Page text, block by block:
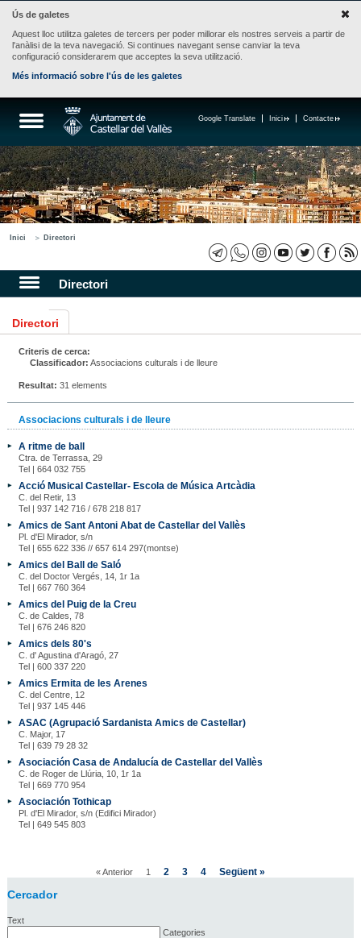
Ús de galetes
Aquest lloc utilitza galetes de tercers per poder millorar els nostres serveis a partir de
l'anàlisi de la teva navegació. Si continues navegant sense canviar la teva
configuració considerarem que acceptes la seva utilització.
Més informació sobre l'ús de les galetes
Contacte
Inici
Google Translate
Inici Directori
Directori
Directori
Criteris de cerca:
Classificador: Associacions culturals i de lleure
Resultat: 31 elements
Associacions culturals i de lleure
A ritme de ball
Ctra. de Terrassa, 29
Tel | 664 032 755
Acció Musical Castellar- Escola de Música Artcàdia
C. del Retir, 13
Tel | 937 142 716 / 678 218 817
Amics de Sant Antoni Abat de Castellar del Vallès
Pl. d'El Mirador, s/n
Tel | 655 622 336 // 657 614 297(montse)
Amics del Ball de Saló
C. del Doctor Vergés, 14, 1r 1a
Tel | 667 760 364
Amics del Puig de la Creu
C. de Caldes, 78
Tel | 676 246 820
Amics dels 80's
C. d' Agustina d'Aragó, 27
Tel | 600 337 220
Amics Ermita de les Arenes
C. del Centre, 12
Tel | 937 145 446
ASAC (Agrupació Sardanista Amics de Castellar)
C. Major, 17
Tel | 639 79 28 32
Asociación Casa de Andalucía de Castellar del Vallès
C. de Roger de Llúria, 10, 1r 1a
Tel | 669 770 954
Asociación Tothicap
Pl. d'El Mirador, s/n (Edifici Mirador)
Tel | 649 545 803
« Anterior 1 2 3 4 Següent »
Cercador
Text
Categories